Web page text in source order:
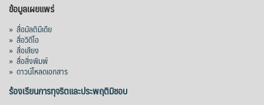
ข้อมูลเผยแพร่
» สื่อมัลติมีเดีย
» สื่อวิดีโอ
» สื่อเสียง
» สื่อสิ่งพิมพ์
» ดาวน์โหลดเอกสาร
ร้องเรียนการทุจริตและประพฤติมิชอบ